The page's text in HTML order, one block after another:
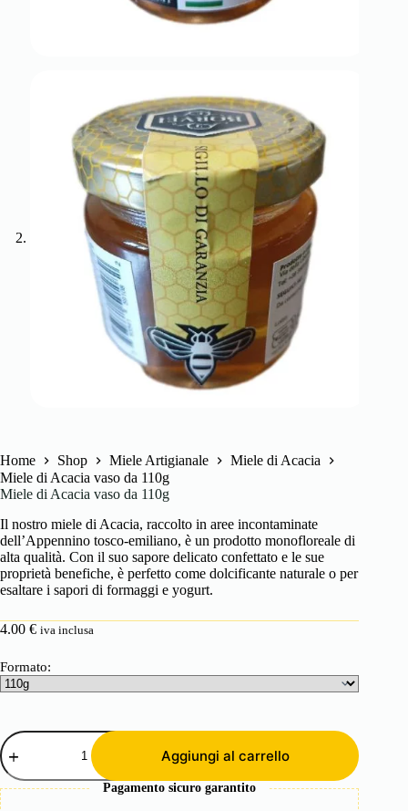
Home Shop Miele Artigianale
Miele di Acacia
Miele di Acacia vaso da 110g
Miele di Acacia vaso da 110g
Il nostro miele di Acacia, raccolto in aree incontaminate
dell’Appennino tosco-emiliano, è un prodotto monofloreale di
alta qualità. Con il suo sapore delicato confettato e le sue
proprietà benefiche, è perfetto come dolcificante naturale o per
esaltare i sapori di formaggi e yogurt.
4.00 € iva inclusa
Formato:
Miele
di
Acacia
vaso
da
Aggiungi al carrello
Pagamento sicuro garantito